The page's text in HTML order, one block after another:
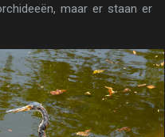
maar er staan er